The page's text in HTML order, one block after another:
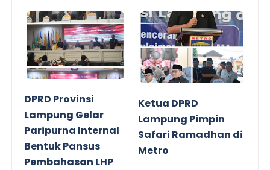
DPRD Provinsi
Lampung Gelar
Paripurna Internal
Bentuk Pansus
Pembahasan LHP
Ketua DPRD
Lampung Pimpin
Safari Ramadhan di
Metro